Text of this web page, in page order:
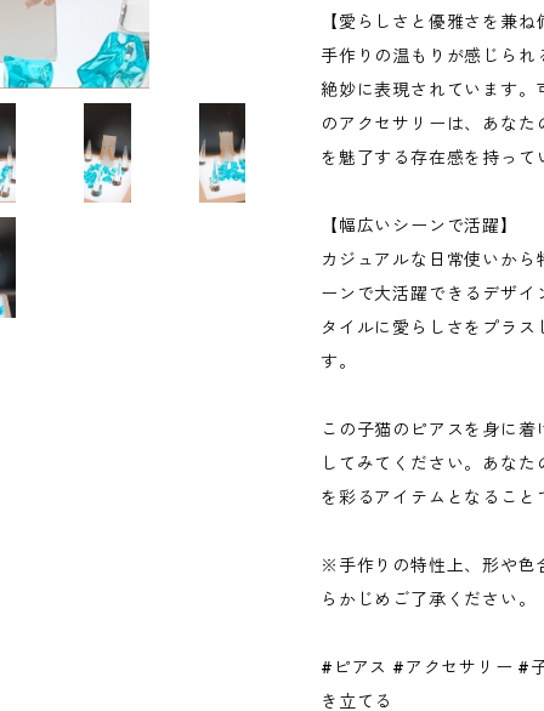
【愛らしさと優雅さを兼ね
手作りの温もりが感じら
絶妙に表現されています。
のアクセサリーは、あな
を魅了する存在感を持って
【幅広いシーンで活躍】
カジュアルな日常使いか
ーンで大活躍できるデザ
タイルに愛らしさをプラ
す。
この子猫のピアスを身に
してみてください。あな
を彩るアイテムとなること
※手作りの特性上、形や色
らかじめご了承ください。
#ピアス #アクセサリー #
き立てる